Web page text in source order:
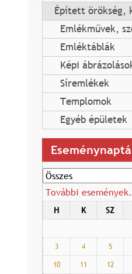
Épített örökség,
Emlékművek,
Emléktáblák
Képi
Síremlékek
Templomok
Egyéb épületek
További
H K SZ
3
4 5
10
11 12